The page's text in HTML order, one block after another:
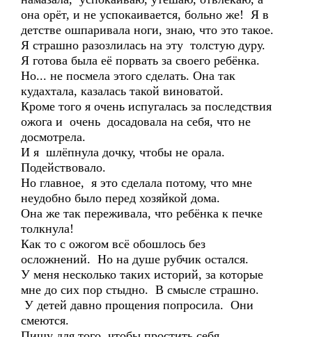
она орёт, и не успокаивается, больно же! Я в
детстве ошпаривала ноги, знаю, что это такое.
Я страшно разозлилась на эту толстую дуру.
Я готова была её порвать за своего ребёнка.
Но... не посмела этого сделать. Она так
кудахтала, казалась такой виноватой.
Кроме того я очень испугалась за последствия
ожога и очень досадовала на себя, что не
досмотрела.
И я шлёпнула дочку, чтобы не орала.
Подействовало.
Но главное, я это сделала потому, что мне
неудобно было перед хозяйкой дома.
Она же так переживала, что ребёнка к печке
толкнула!
Как то с ожогом всё обошлось без
осложнений. Но на душе рубчик остался.
У меня несколько таких историй, за которые
мне до сих пор стыдно. В смысле страшно.
У детей давно прощения попросила. Они
смеются.